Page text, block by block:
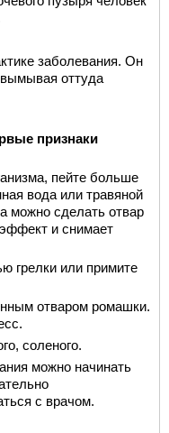
заболевания. Он
оттуда
признаки
пейте больше
вода или травяной
можно сделать отвар
и снимает
грелки или примите
отваром ромашки.
соленого.
можно начинать
с врачом.